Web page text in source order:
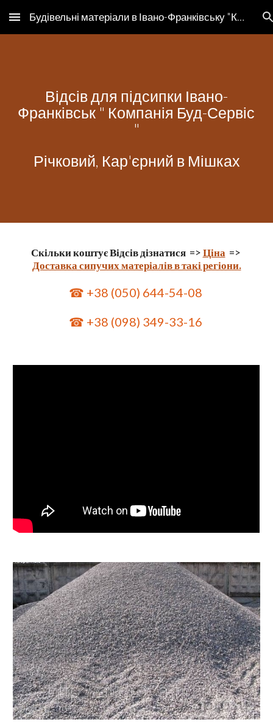
Skip to main content Skip to navigation
Будівельні матеріали в Івано-Франківську "Компанія Буд-Сервіс"
Відсів для підсипки Івано-
Франківськ " Компанія Буд-Сервіс
"
Річковий, Кар'єрний в Мішках
Скільки коштує Відсів дізнатися => Ціна
Доставка сипучих матеріалів в такі регіони.
  ☎ +38 (050) 644-54-08
☎ +38 (098) 349-33-16